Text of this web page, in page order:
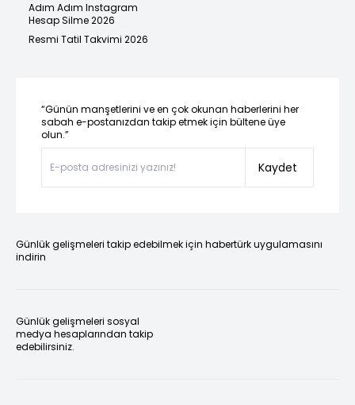
Adım Adım Instagram
Hesap Silme 2026
Resmi Tatil Takvimi 2026
“Günün manşetlerini ve en çok okunan haberlerini her
sabah e-postanızdan takip etmek için bültene üye
olun.”
Kaydet
Günlük gelişmeleri takip edebilmek için habertürk uygulamasını
indirin
Günlük gelişmeleri sosyal
medya hesaplarından takip
edebilirsiniz.